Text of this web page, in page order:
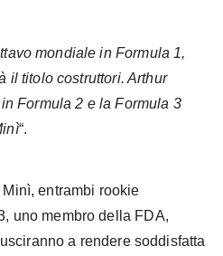
mondiale in Formula 1,
il titolo costruttori. Arthur
Formula 2 e la Formula 3
“.
entrambi rookie
uno membro della FDA,
a rendere soddisfatta